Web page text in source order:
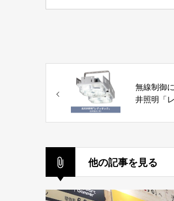
無線制御
井照明「
岩崎電気
他の記事を見る